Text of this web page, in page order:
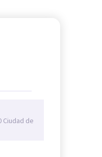
Ciudad de